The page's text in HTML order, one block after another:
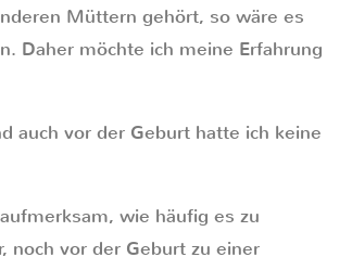
Müttern gehört, so wäre es
Daher möchte ich meine Erfahrung
auch vor der Geburt hatte ich keine
wie häufig es zu
noch vor der Geburt zu einer